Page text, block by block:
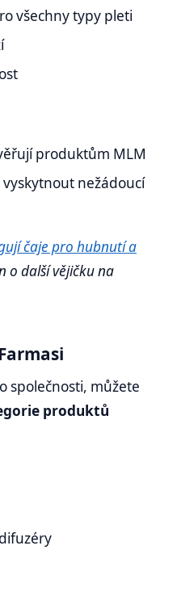
všechny typy pleti
produktům MLM
nežádoucí
čaje pro hubnutí a
o další vějičku na
společnosti, můžete
produktů